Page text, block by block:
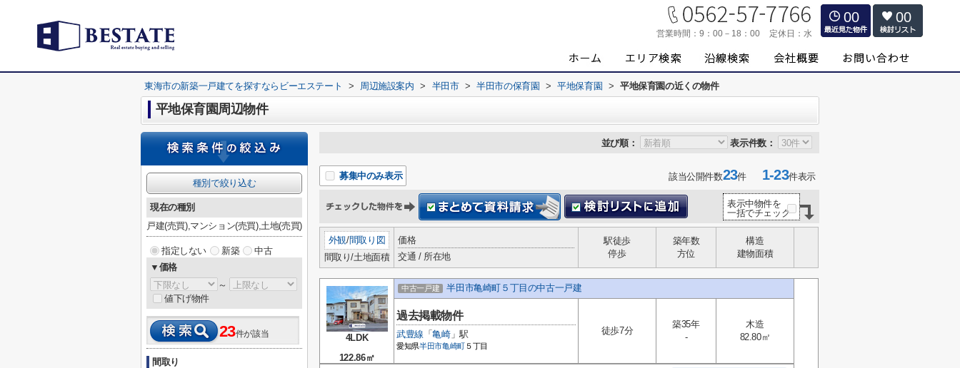
営業時間： 9：00－18：00 定休日： 水
00 00
東海市の新築一戸建てを探すならビーエステート > 周辺施設案内 > 半田市 > 半田市の保育園 > 平地保育園 > 平地保育園の近くの物件
平地保育園周辺物件
並び順： 表示件数：
募集中のみ表示 該当公開件数23件1-23件表示
表示中物件を
一括でチェック
外観/間取り図
間取り/土地面積
価格
交通 / 所在地
駅徒歩
停歩
築年数
方位
構造
建物面積
4LDK
122.86㎡
中古一戸建 半田市亀崎町５丁目の中古一戸建
過去掲載物件
武豊線 「亀崎」駅
愛知県半田市亀崎町 ５丁目
徒歩7分
築35年
-
木造
82.80㎡
種別で絞り込む
現在の種別
戸建(売買),マンション(売買),土地(売買)
指定しない 新築
中古
▼価格
～
値下げ物件
23件が該当
間取り